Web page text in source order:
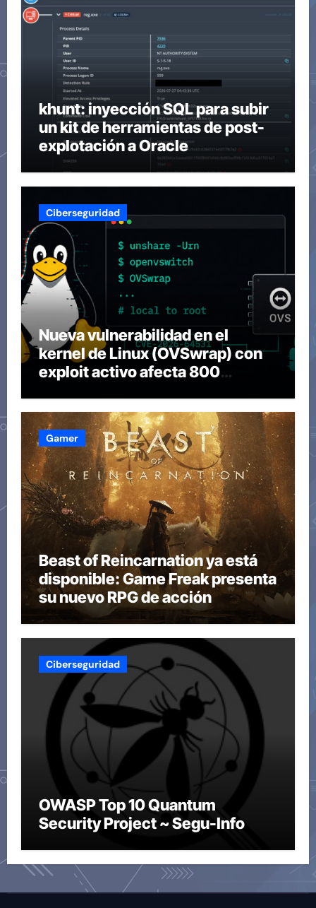
khunt: inyección SQL para subir
un kit de herramientas de post-
explotación a Oracle
Ciberseguridad
Nueva vulnerabilidad en el
kernel de Linux (OVSwrap) con
exploit activo afecta 800
Gamer
Beast of Reincarnation ya está
disponible: Game Freak presenta
su nuevo RPG de acción
Ciberseguridad
OWASP Top 10 Quantum
Security Project ~ Segu-Info